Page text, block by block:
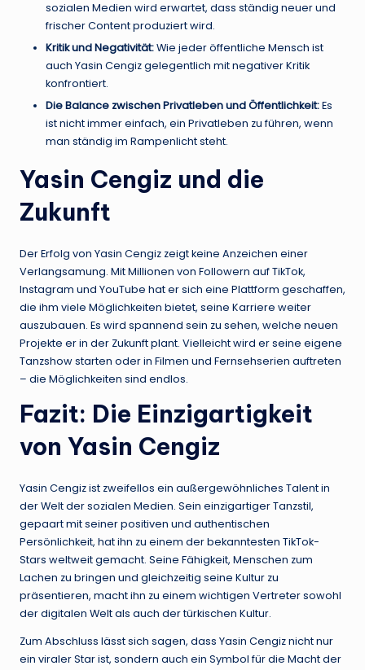
sozialen Medien wird erwartet, dass ständig neuer und
frischer Content produziert wird.
Kritik und Negativität:Wie jeder öffentliche Mensch ist
auch Yasin Cengiz gelegentlich mit negativer Kritik
konfrontiert.
Die Balance zwischen Privatleben und Öffentlichkeit:Es
ist nicht immer einfach, ein Privatleben zu führen, wenn
man ständig im Rampenlicht steht.
Yasin Cengiz und die
Zukunft
Der Erfolg von Yasin Cengiz zeigt keine Anzeichen einer
Verlangsamung. Mit Millionen von Followern auf TikTok,
Instagram und YouTube hat er sich eine Plattform geschaffen,
die ihm viele Möglichkeiten bietet, seine Karriere weiter
auszubauen. Es wird spannend sein zu sehen, welche neuen
Projekte er in der Zukunft plant. Vielleicht wird er seine eigene
Tanzshow starten oder in Filmen und Fernsehserien auftreten
– die Möglichkeiten sind endlos.
Fazit: Die Einzigartigkeit
von Yasin Cengiz
Yasin Cengiz ist zweifellos ein außergewöhnliches Talent in
der Welt der sozialen Medien. Sein einzigartiger Tanzstil,
gepaart mit seiner positiven und authentischen
Persönlichkeit, hat ihn zu einem der bekanntesten TikTok-
Stars weltweit gemacht. Seine Fähigkeit, Menschen zum
Lachen zu bringen und gleichzeitig seine Kultur zu
präsentieren, macht ihn zu einem wichtigen Vertreter sowohl
der digitalen Welt als auch der türkischen Kultur.
Zum Abschluss lässt sich sagen, dass Yasin Cengiz nicht nur
ein viraler Star ist, sondern auch ein Symbol für die Macht der